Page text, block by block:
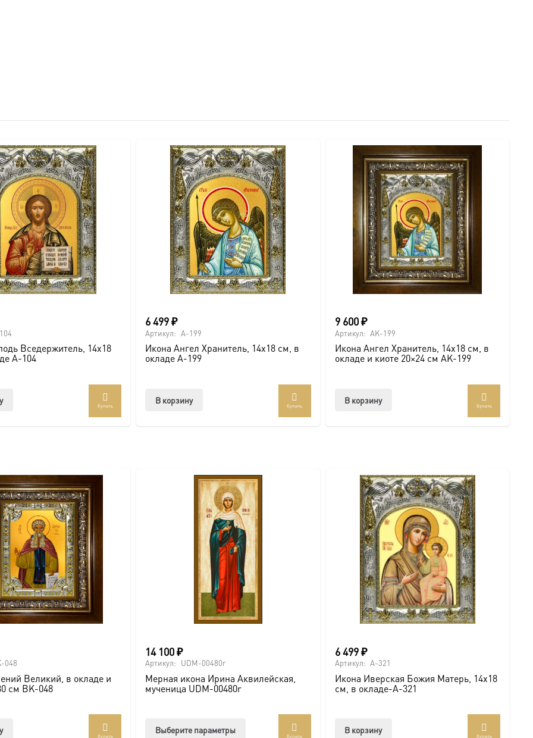
Также можно заказать икону в окладе и киоте.
под заказ по вашим размерам.
Вседержитель, 14х18
A-104
Купить
6 499₽
Артикул: A-199
Икона Ангел Хранитель, 14х18 см, в
окладе A-199
В корзину
Купить
9 600₽
Артикул: AK-199
Икона Ангел Хранитель, 14х18 см, в
окладе и киоте 20×24 см AK-199
В корзину
Купить
048
Великий, в окладе и
см BK-048
Купить
14 100₽
Артикул: UDM-00480r
Мерная икона Ирина Аквилейская,
мученица UDM-00480r
Выберите параметры
Купить
6 499₽
Артикул: A-321
Икона Иверская Божия Матерь, 14х18
см, в окладе-A-321
В корзину
Купить